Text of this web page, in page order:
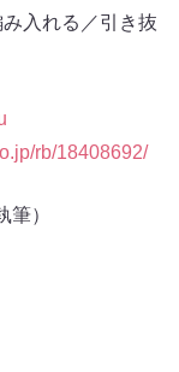
入れる／引き抜
rb/18408692/
筆）